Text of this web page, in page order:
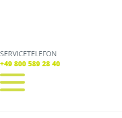
SERVICETELEFON
+49 800 589 28 40
SERVICE TELEFON
+49 800 589 28 40